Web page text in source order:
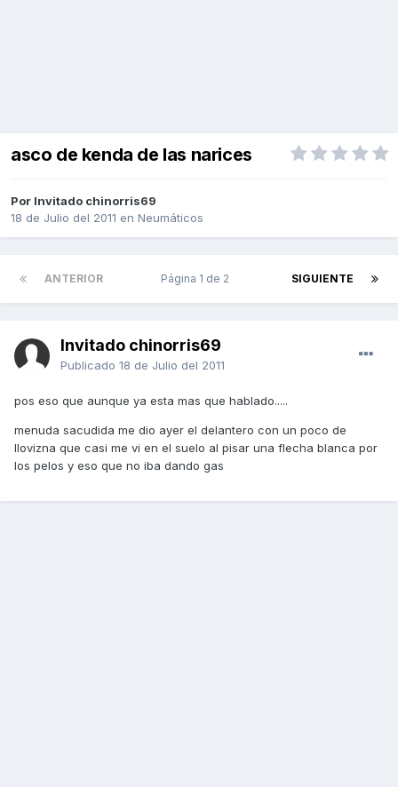
asco de kenda de las narices
Por Invitado chinorris69
18 de Julio del 2011 en Neumáticos
ANTERIOR SIGUIENTE
Página 1 de 2
Invitado chinorris69
Publicado 18 de Julio del 2011
pos eso que aunque ya esta mas que hablado.....
menuda sacudida me dio ayer el delantero con un poco de
llovizna que casi me vi en el suelo al pisar una flecha blanca por
los pelos y eso que no iba dando gas